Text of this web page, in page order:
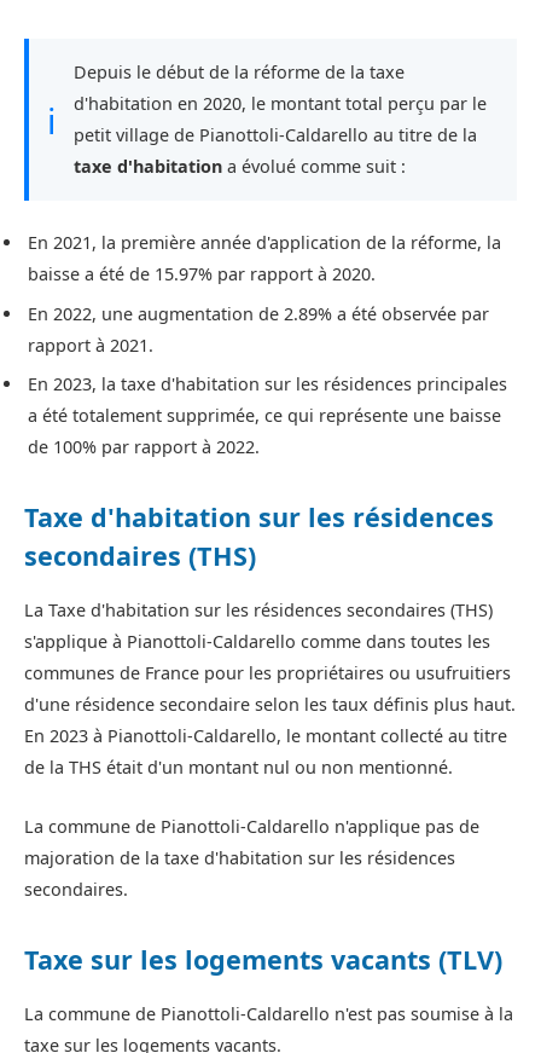
ℹ
Depuis le début de la réforme de la taxe
d'habitation en 2020, le montant total perçu par le
petit village de Pianottoli-Caldarello au titre de la
taxe d'habitation a évolué comme suit :
En 2021, la première année d'application de la réforme, la
baisse a été de 15.97% par rapport à 2020.
En 2022, une augmentation de 2.89% a été observée par
rapport à 2021.
En 2023, la taxe d'habitation sur les résidences principales
a été totalement supprimée, ce qui représente une baisse
de 100% par rapport à 2022.
Taxe d'habitation sur les résidences
secondaires (THS)
La Taxe d'habitation sur les résidences secondaires (THS)
s'applique à Pianottoli-Caldarello comme dans toutes les
communes de France pour les propriétaires ou usufruitiers
d'une résidence secondaire selon les taux définis plus haut.
En 2023 à Pianottoli-Caldarello, le montant collecté au titre
de la THS était d'un montant nul ou non mentionné.
La commune de Pianottoli-Caldarello n'applique pas de
majoration de la taxe d'habitation sur les résidences
secondaires.
Taxe sur les logements vacants (TLV)
La commune de Pianottoli-Caldarello n'est pas soumise à la
taxe sur les logements vacants.